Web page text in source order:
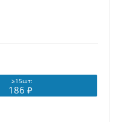
≥15шт:
186 ₽